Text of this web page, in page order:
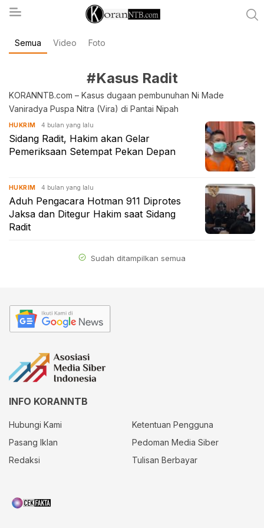
koranntb.com
Semua Video Foto
#Kasus Radit
KORANNTB.com – Kasus dugaan pembunuhan Ni Made
Vaniradya Puspa Nitra (Vira) di Pantai Nipah
HUKRIM 4 bulan yang lalu
Sidang Radit, Hakim akan Gelar
Pemeriksaan Setempat Pekan Depan
HUKRIM 4 bulan yang lalu
Aduh Pengacara Hotman 911 Diprotes
Jaksa dan Ditegur Hakim saat Sidang
Radit
Sudah ditampilkan semua
INFO KORANNTB
Hubungi Kami
Ketentuan Pengguna
Pasang Iklan
Pedoman Media Siber
Redaksi
Tulisan Berbayar